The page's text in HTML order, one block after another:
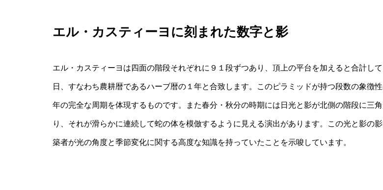
エル・カスティーヨに刻まれた数字と影
エル・カスティーヨは四面の階段それぞれに９１段ずつあり、頂上の平台を加えると合計して
日、すなわち農耕暦であるハーブ暦の１年と合致します。このピラミッドが持つ段数の象徴
年の完全な周期を体現するものです。また春分・秋分の時期には日光と影が北側の階段に三
り、それが滑らかに連続して蛇の体を模倣するように見える演出があります。この光と影の
築者が光の角度と季節変化に関する高度な知識を持っていたことを示唆しています。